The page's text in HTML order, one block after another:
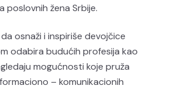
poslovnih žena Srbije.
osnaži i inspiriše devojčice
odabira budućih profesija kao
mogućnosti koje pruža
– komunikacionih